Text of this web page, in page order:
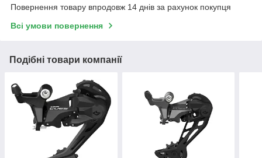
Повернення товару впродовж 14 днів за рахунок покупця
Всі умови повернення
Подібні товари компанії